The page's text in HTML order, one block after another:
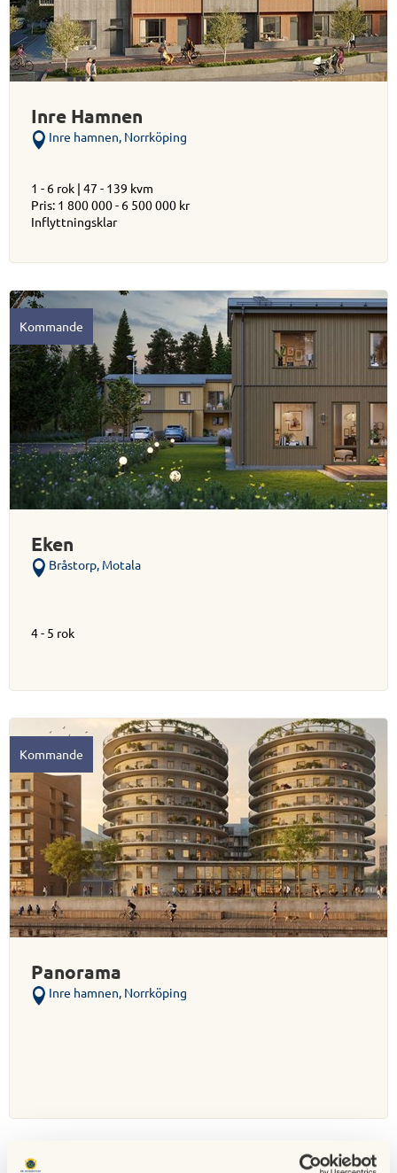
Inre Hamnen
Inre hamnen, Norrköping
1 - 6 rok | 47 - 139 kvm
Pris: 1 800 000 - 6 500 000 kr
Inflyttningsklar
Kommande
Eken
Bråstorp, Motala
4 - 5 rok
Kommande
Panorama
Inre hamnen, Norrköping